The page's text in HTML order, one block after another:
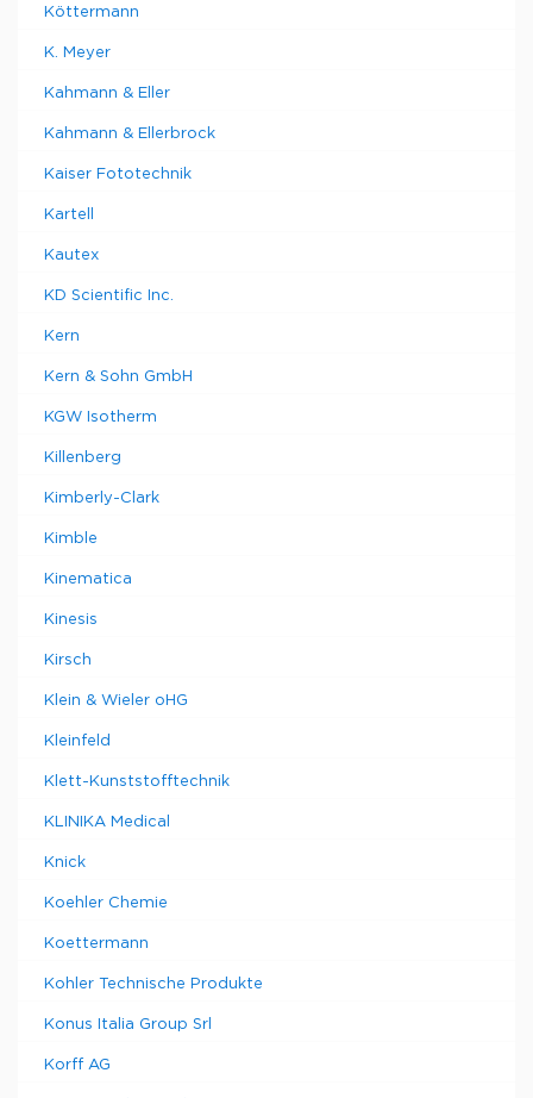
Köttermann
K. Meyer
Kahmann & Eller
Kahmann & Ellerbrock
Kaiser Fototechnik
Kartell
Kautex
KD Scientific Inc.
Kern
Kern & Sohn GmbH
KGW Isotherm
Killenberg
Kimberly-Clark
Kimble
Kinematica
Kinesis
Kirsch
Klein & Wieler oHG
Kleinfeld
Klett-Kunststofftechnik
KLINIKA Medical
Knick
Koehler Chemie
Koettermann
Kohler Technische Produkte
Konus Italia Group Srl
Korff AG